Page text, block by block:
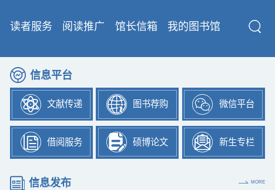
读者服务 阅读推广 馆长信箱 我的图书馆
信息平台
文献传递 图书荐购 微信平台
借阅服务 硕博论文 新生专栏
信息发布 MORE